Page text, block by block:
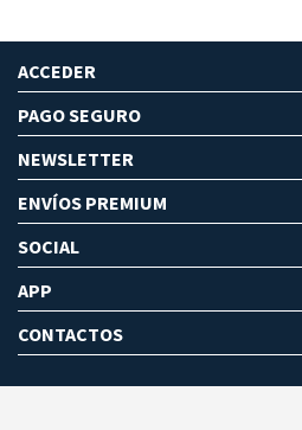
ACCEDER
PAGO SEGURO
NEWSLETTER
ENVÍOS PREMIUM
SOCIAL
APP
CONTACTOS